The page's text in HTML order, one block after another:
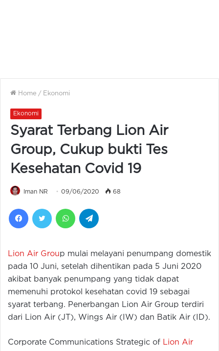
Home / Ekonomi
Ekonomi
Syarat Terbang Lion Air
Group, Cukup bukti Tes
Kesehatan Covid 19
Iman NR 09/06/2020 68
FacebookTwitter WhatsApp
Lion Air Group mulai melayani penumpang domestik
pada 10 Juni, setelah dihentikan pada 5 Juni 2020
akibat banyak penumpang yang tidak dapat
memenuhi protokol kesehatan covid 19 sebagai
syarat terbang. Penerbangan Lion Air Group terdiri
dari Lion Air (JT), Wings Air (IW) dan Batik Air (ID).
Corporate Communications Strategic of Lion Air